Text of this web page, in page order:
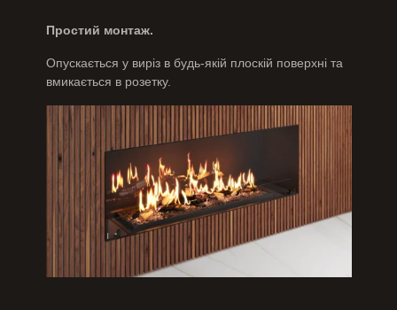
Простий монтаж.
Опускається у виріз в будь-якій плоскій поверхні та
вмикається в розетку.